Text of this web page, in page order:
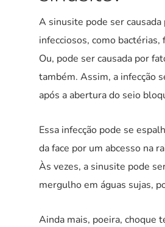
A sinusite pode ser causada
infecciosos, como bactérias,
Ou, pode ser causada por
também. Assim, a infecção
após a abertura do seio
Essa infecção pode se
da face por um abcesso na
Às vezes, a sinusite pode
mergulho em águas sujas,
Ainda mais, poeira, choque